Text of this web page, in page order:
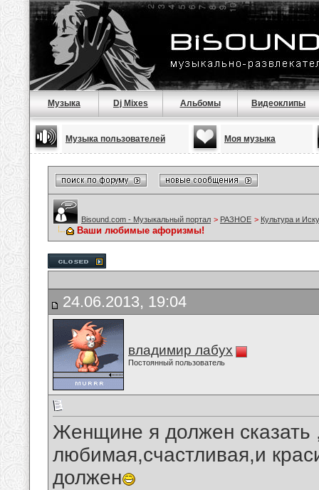
Музыка Dj Mixes Альбомы Видеоклипы
Музыка пользователей Моя музыка
Bisound.com - Музыкальный портал > РАЗНОЕ > Культура и
Ваши любимые афоризмы!
24.06.2013, 19:04
владимир лабух
Постоянный пользователь
Женщине я должен сказать
любимая,счастливая,и
должен